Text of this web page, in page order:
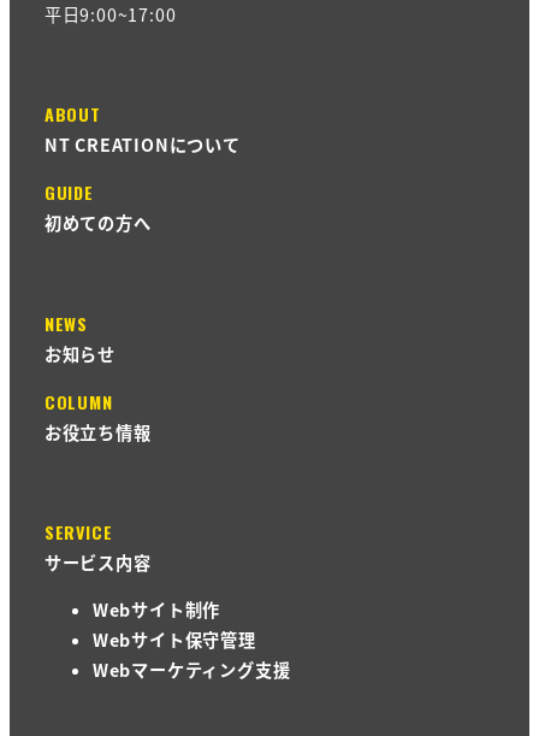
平日9:00~17:00
ABOUT
NT CREATIONについて
GUIDE
初めての方へ
NEWS
お知らせ
COLUMN
お役立ち情報
SERVICE
サービス内容
Webサイト制作
Webサイト保守管理
Webマーケティング支援